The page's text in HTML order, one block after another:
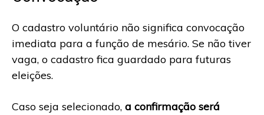
O cadastro voluntário não significa convocação
imediata para a função de mesário. Se não tiver
vaga, o cadastro fica guardado para futuras
eleições.
Caso seja selecionado, a confirmação será